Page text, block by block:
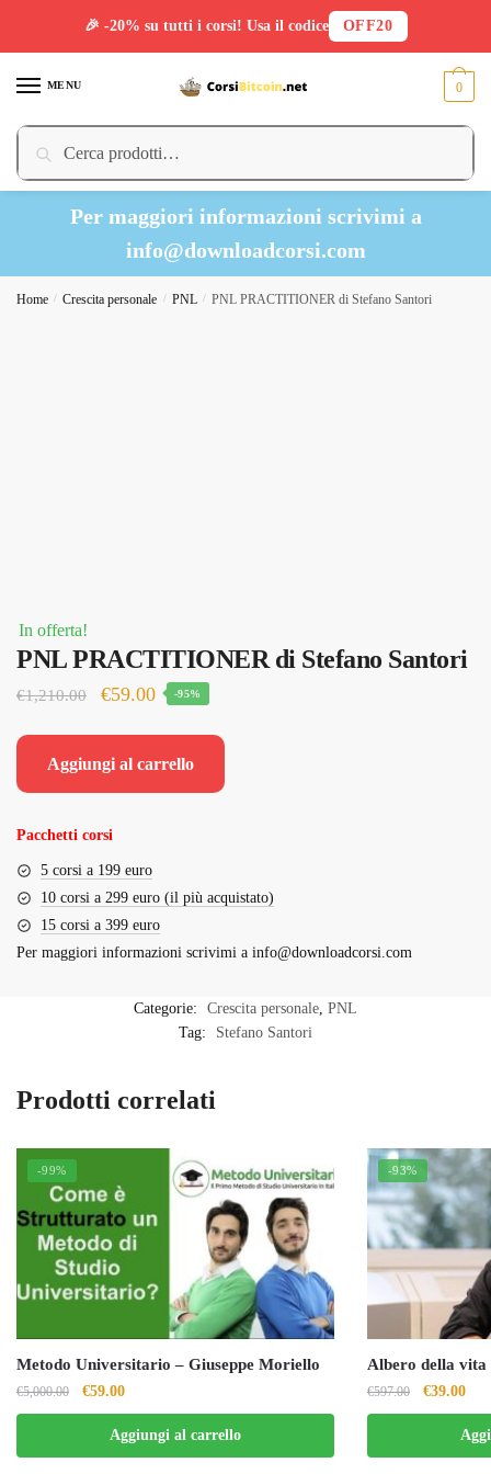
MENU
Cerca:
Cerca
0
Per maggiori informazioni scrivimi a
info@downloadcorsi.com
Home / Crescita personale / PNL / PNL PRACTITIONER di Stefano Santori
In offerta!
PNL PRACTITIONER di Stefano Santori
€1,210.00
Il
originale
€59.00Il
-95%
Aggiungi al carrello
Pacchetti corsi
5 corsi a 199 euro
10 corsi a 299 euro (il più acquistato)
15 corsi a 399 euro
Per maggiori informazioni scrivimi a info@downloadcorsi.com
Categorie: Crescita personale PNL
Tag:
Stefano Santori
Prodotti correlati
-99%
Metodo Universitario – Giuseppe Moriello
€5,000.00
Il
prezzo
originale
era:
€59.00Il
prezzo
attuale
è:
Aggiungi al carrello
-93%
Albero della
€597.00
Il
prezzo
originale
era:
€39.00Il
è:
🎉 -20% su tutti i corsi! Usa il codice OFF20